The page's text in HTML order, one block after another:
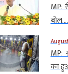
MP:
MP:
का